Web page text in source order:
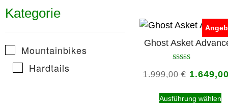
Kategorie
Mountainbikes
Hardtails
Ghost Asket
mit
5.00
1.999,00€ 1.649,00
Ausführung wählen